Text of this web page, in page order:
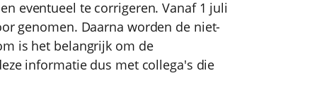
eventueel te corrigeren. Vanaf 1 juli
genomen. Daarna worden de niet-
is het belangrijk om de
informatie dus met collega's die